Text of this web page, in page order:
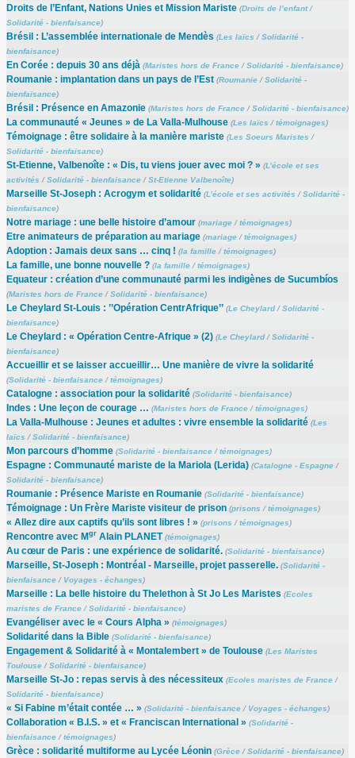
Droits de l’Enfant, Nations Unies et Mission Mariste (Droits de l’enfant/
Solidarité - bienfaisance)
Brésil : L’assemblée internationale de Mendès (Les laïcs /Solidarité -
bienfaisance)
En Corée : depuis 30 ans déjà (Maristes hors de France/Solidarité - bienfaisance)
Roumanie : implantation dans un pays de l’Est (Roumanie/Solidarité -
bienfaisance)
Brésil : Présence en Amazonie (Maristes hors de France/Solidarité - bienfaisance)
La communauté « Jeunes » de La Valla-Mulhouse (Les laïcs /témoignages)
Témoignage : être solidaire à la manière mariste (Les Soeurs Maristes /
Solidarité - bienfaisance)
St-Etienne, Valbenoîte : « Dis, tu viens jouer avec moi ? » (L’école et ses
activités /Solidarité - bienfaisance/St-Etienne Valbenoîte)
Marseille St-Joseph : Acrogym et solidarité (L’école et ses activités /Solidarité -
bienfaisance)
Notre mariage : une belle histoire d’amour (mariage/témoignages)
Etre animateurs de préparation au mariage (mariage/témoignages)
Adoption : Jamais deux sans … cinq ! (la famille/témoignages)
La famille, une bonne nouvelle ? (la famille/témoignages)
Equateur : création d’une communauté parmi les indigènes de Sucumbíos
(Maristes hors de France/Solidarité - bienfaisance)
Le Cheylard St-Louis : ’’Opération CentrAfrique’’ (Le Cheylard/Solidarité -
bienfaisance)
Le Cheylard : « Opération Centre-Afrique » (2) (Le Cheylard/Solidarité -
bienfaisance)
Accueillir et se laisser accueillir… Une manière de vivre la solidarité
(Solidarité - bienfaisance/témoignages)
Catalogne : association pour la solidarité (Solidarité - bienfaisance)
Indes : Une leçon de courage … (Maristes hors de France/témoignages)
La Valla-Mulhouse : Jeunes et adultes : vivre ensemble la solidarité (Les
laïcs /Solidarité - bienfaisance)
Mon parcours d’homme (Solidarité - bienfaisance/témoignages)
Espagne : Communauté mariste de la Mariola (Lerida) (Catalogne - Espagne/
Solidarité - bienfaisance)
Roumanie : Présence Mariste en Roumanie (Solidarité - bienfaisance)
Témoignage : Un Frère Mariste visiteur de prison (prisons /témoignages)
« Allez dire aux captifs qu’ils sont libres ! » (prisons /témoignages)
Rencontre avec MgrAlain PLANET (témoignages)
Au cœur de Paris : une expérience de solidarité. (Solidarité - bienfaisance)
Marseille, St-Joseph : Montréal - Marseille, projet passerelle. (Solidarité -
bienfaisance/ Voyages - échanges)
Marseille : La belle histoire du Thelethon à St Jo Les Maristes (Ecoles
maristes de France/Solidarité - bienfaisance)
Evangéliser avec le « Cours Alpha » (témoignages)
Solidarité dans la Bible (Solidarité - bienfaisance)
Engagement & Solidarité à « Montalembert » de Toulouse (Les Maristes
Toulouse/Solidarité - bienfaisance)
Marseille St-Jo : repas servis à des nécessiteux (Ecoles maristes de France/
Solidarité - bienfaisance)
« Si Fabine m’était contée … » (Solidarité - bienfaisance/ Voyages - échanges)
Collaboration « B.I.S. » et « Franciscan International » (Solidarité -
bienfaisance/témoignages)
Grèce : solidarité multiforme au Lycée Léonin (Grèce/Solidarité - bienfaisance)